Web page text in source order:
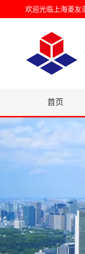
欢迎光临 上海菱
首页